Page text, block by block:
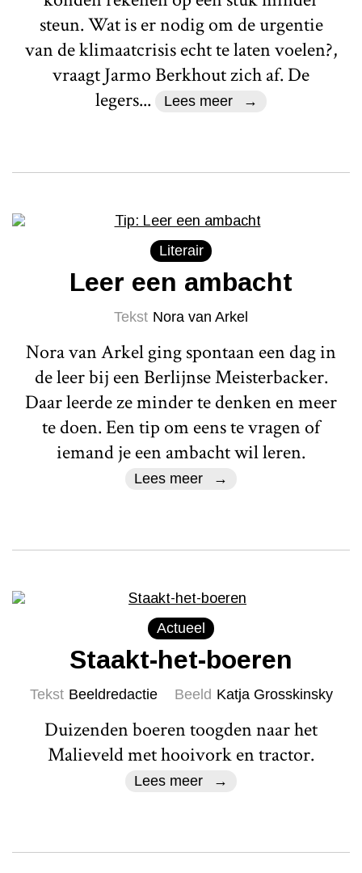
steun. Wat is er nodig om de urgentie
van de klimaatcrisis echt te laten voelen?,
vraagt Jarmo Berkhout zich af. De
legers...
Lees meer
Literair
Leer een ambacht
Tekst Nora van Arkel
Nora van Arkel ging spontaan een dag in
de leer bij een Berlijnse Meisterbacker.
Daar leerde ze minder te denken en meer
te doen. Een tip om eens te vragen of
iemand je een ambacht wil leren.
Lees meer
Actueel
Staakt-het-boeren
Tekst Beeldredactie Beeld Katja Grosskinsky
Duizenden boeren toogden naar het
Malieveld met hooivork en tractor.
Lees meer